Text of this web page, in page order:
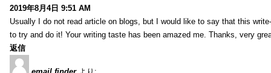
2019年8月4日 9:51 AM
Usually I do not read article on blogs, but I would like to say that this
to try and do it! Your writing taste has been amazed me. Thanks, very
返信
email finder より: